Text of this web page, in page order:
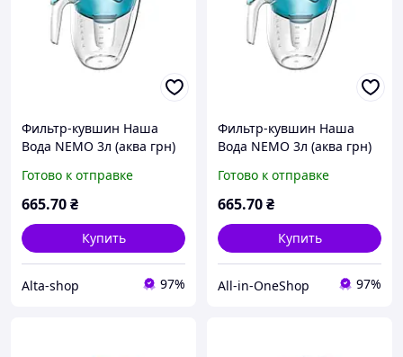
Фильтр-кувшин Наша
Вода NEMO 3л (аква грн)
Готово к отправке
665.70₴
Купить
Alta-shop 97%
Фильтр-кувшин Наша
Вода NEMO 3л (аква грн)
Готово к отправке
665.70₴
Купить
All-in-OneShop 97%